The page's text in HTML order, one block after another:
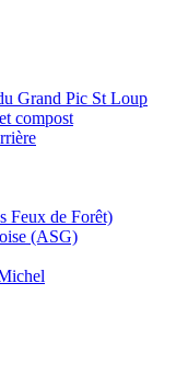
Grand Pic St Loup
compost
Feux de Forêt)
(ASG)